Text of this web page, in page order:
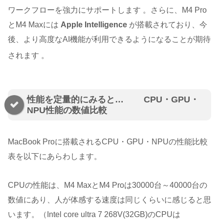
ワークフローを強力にサポートします 。さらに、M4 Pro
とM4 Maxには Apple Intelligence が搭載されており、今
後、より高度なAI機能が利用できるようになることが期待
されます 。
性能を定量的にみると… CPU・GPU・
NPU性能の数値比較
MacBook Proに搭載されるCPU・GPU・NPUの性能比較
表を以下にあらわします。
CPUの性能は、M4 MaxとM4 Proは30000台～40000台の
数値にあり、人が体感する速度は同じくらいに感じると思
います。（Intel core ultra 7 268V(32GB)のCPUは